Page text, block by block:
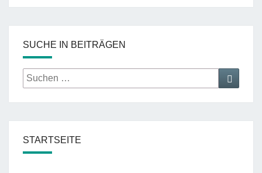
SUCHE IN BEITRÄGEN
Suche
nach:
Suche
STARTSEITE